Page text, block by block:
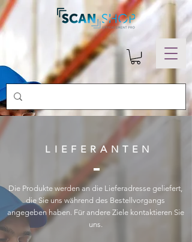
LIEFERANTEN
Die Produkte werden an die Lieferadresse geliefert,
die Sie uns während des Bestellvorgangs
angegeben haben. Für andere Ziele kontaktieren Sie
uns.